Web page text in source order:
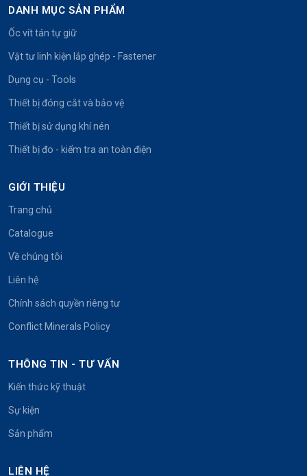
DANH MỤC SẢN PHẨM
Ốc vít tán tự giữ
Vật tư linh kiện lắp ghép - Fastener
Dụng cụ - Tools
Thiết bị đóng cắt và bảo vệ
Thiết bị sử dụng khí nén
Thiết bị đo - kiểm tra an toàn điện
GIỚI THIỆU
Trang chủ
Catalogue
Về chúng tôi
Liên hệ
Chính sách quyền riêng tư
Conflict Minerals Policy
THÔNG TIN - TƯ VẤN
Kiến thức kỹ thuật
Sự kiện
Sản phẩm
LIÊN HỆ